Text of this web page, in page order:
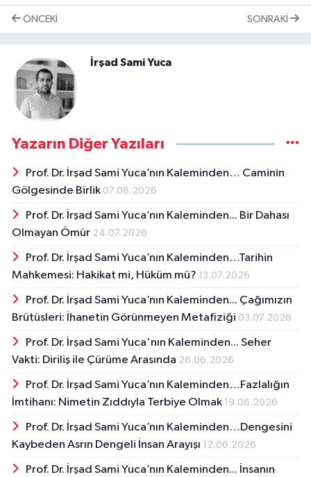
ÖNCEKI SONRAKI
İrşad Sami Yuca
Yazarın Diğer Yazıları
Prof. Dr. İrşad Sami Yuca’nın Kaleminden… Caminin
Gölgesinde Birlik 07.08.2026
Prof. Dr. İrşad Sami Yuca’nın Kaleminden... Bir Dahası
Olmayan Ömür 24.07.2026
Prof. Dr. İrşad Sami Yuca’nın Kaleminden…Tarihin
Mahkemesi: Hakikat mi, Hüküm mü? 13.07.2026
Prof. Dr. İrşad Sami Yuca’nın Kaleminden... Çağımızın
Brütüsleri: İhanetin Görünmeyen Metafiziği 03.07.2026
Prof. Dr. İrşad Sami Yuca'nın Kaleminden... Seher
Vakti: Diriliş ile Çürüme Arasında 26.06.2026
Prof. Dr. İrşad Sami Yuca’nın Kaleminden…Fazlalığın
İmtihanı: Nimetin Zıddıyla Terbiye Olmak 19.06.2026
Prof. Dr. İrşad Sami Yuca’nın Kaleminden…Dengesini
Kaybeden Asrın Dengeli İnsan Arayışı 12.06.2026
Prof. Dr. İrşad Sami Yuca’nın Kaleminden... İnsanın